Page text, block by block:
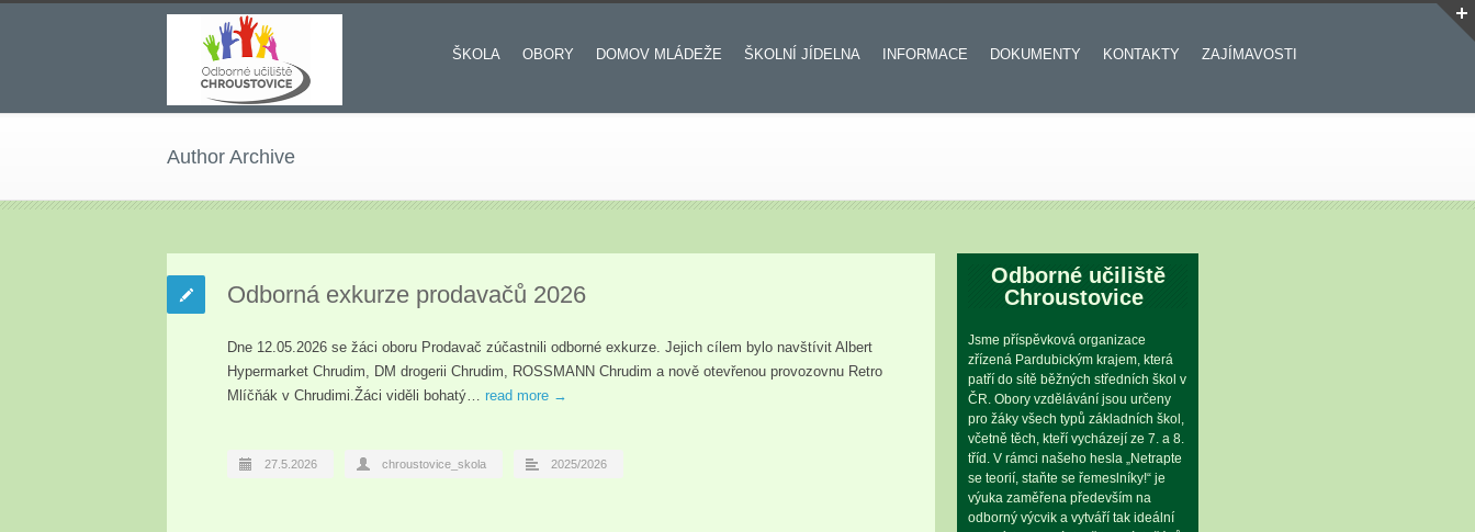
ŠKOLA OBORY DOMOV MLÁDEŽE ŠKOLNÍ JÍDELNA INFORMACE DOKUMENTY KONTAKTY ZAJÍMAVOSTI
Author Archive
Odborná exkurze prodavačů 2026
Dne 12.05.2026 se žáci oboru Prodavač zúčastnili odborné exkurze. Jejich cílem bylo navštívit Albert
Hypermarket Chrudim, DM drogerii Chrudim, ROSSMANN Chrudim a nově otevřenou provozovnu Retro
Mlíčňák v Chrudimi.Žáci viděli bohatý… read more →
27.5.2026 chroustovice_skola 2025/2026
Odborné učiliště
Chroustovice
Jsme příspěvková organizace
zřízená Pardubickým krajem, která
patří do sítě běžných středních škol v
ČR. Obory vzdělávání jsou určeny
pro žáky všech typů základních škol,
včetně těch, kteří vycházejí ze 7. a 8.
tříd. V rámci našeho hesla „Netrapte
se teorií, staňte se řemeslníky!“ je
výuka zaměřena především na
odborný výcvik a vytváří tak ideální